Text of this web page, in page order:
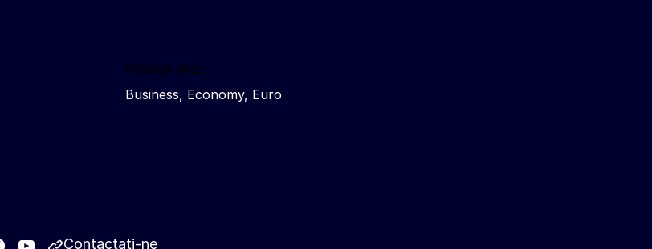
Related sites
Business, Economy, Euro
FacebookYoutubeOther networks
Contactați-ne